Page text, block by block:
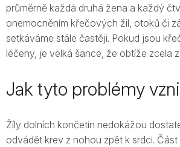
průměrně každá druhá žena a každý
onemocněním křečových žil, otoků či
setkáváme stále častěji. Pokud jsou
léčeny, je velká šance, že obtíže zcela
Jak tyto problémy
Žíly dolních končetin nedokážou
odvádět krev z nohou zpět k srdci.